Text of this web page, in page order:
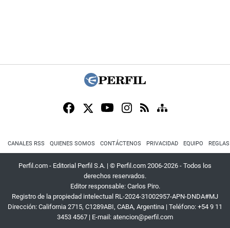
CANALES RSS QUIENES SOMOS CONTÁCTENOS PRIVACIDAD EQUIPO
Perfil.com - Editorial Perfil S.A. | © Perfil.com 2006-2026 - Todos los
derechos reservados.
Editor responsable: Carlos Piro.
Registro de la propiedad intelectual RL-2024-31002957-APN-DNDA#MJ
Dirección: California 2715, C1289ABI, CABA, Argentina | Teléfono: +54 9 11
3453 4567 | E-mail: atencion@perfil.com